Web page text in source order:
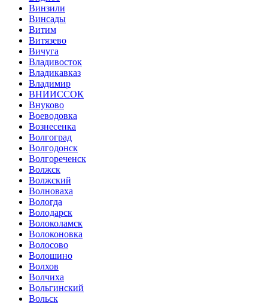
Винзили
Винсады
Витим
Витязево
Вичуга
Владивосток
Владикавказ
Владимир
ВНИИССОК
Внуково
Воеводовка
Вознесенка
Волгоград
Волгодонск
Волгореченск
Волжск
Волжский
Волноваха
Вологда
Володарск
Волоколамск
Волоконовка
Волосово
Волошино
Волхов
Волчиха
Вольгинский
Вольск